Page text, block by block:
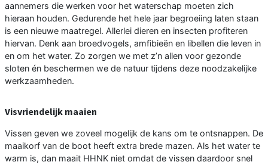
aannemers die werken voor het waterschap moeten zich
hieraan houden. Gedurende het hele jaar begroeiing laten staan
is een nieuwe maatregel. Allerlei dieren en insecten profiteren
hiervan. Denk aan broedvogels, amfibieën en libellen die leven in
en om het water. Zo zorgen we met z’n allen voor gezonde
sloten én beschermen we de natuur tijdens deze noodzakelijke
werkzaamheden.
Visvriendelijk maaien
Vissen geven we zoveel mogelijk de kans om te ontsnappen. De
maaikorf van de boot heeft extra brede mazen. Als het water te
warm is, dan maait HHNK niet omdat de vissen daardoor snel